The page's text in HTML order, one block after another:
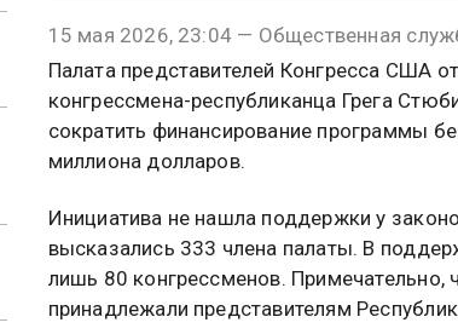
15 мая 2026, 23:04 — Общественная
Палата представителей Конгресса США
конгрессмена-республиканца Грега
сократить финансирование программы
миллиона долларов.
Инициатива не нашла поддержки у
высказались 333 члена палаты. В
лишь 80 конгрессменов. Примечательно,
принадлежали представителям